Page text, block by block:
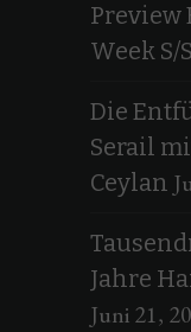
Preview
Week S/
Die
Serail
Ceylan
Jahre
Juni 21,